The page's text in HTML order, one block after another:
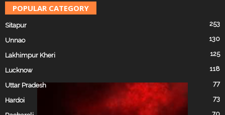
POPULAR CATEGORY
Sitapur 253
Unnao 130
Lakhimpur Kheri 125
Lucknow 118
Uttar Pradesh 77
Hardoi 73